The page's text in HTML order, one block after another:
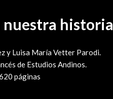
nuestra historia
y Luisa María Vetter Parodi.
de Estudios Andinos.
páginas